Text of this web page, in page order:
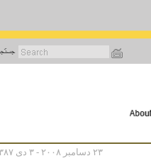
۲۳ دسامبر ۲۰۰۸ - ۳ دی ۱۳۸۷